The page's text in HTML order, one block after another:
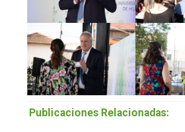
Publicaciones Relacionadas: